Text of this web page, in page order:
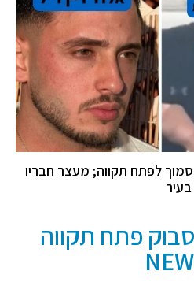
סמוך לפתח תקווה; מעצר חבריו
פתח תקווה